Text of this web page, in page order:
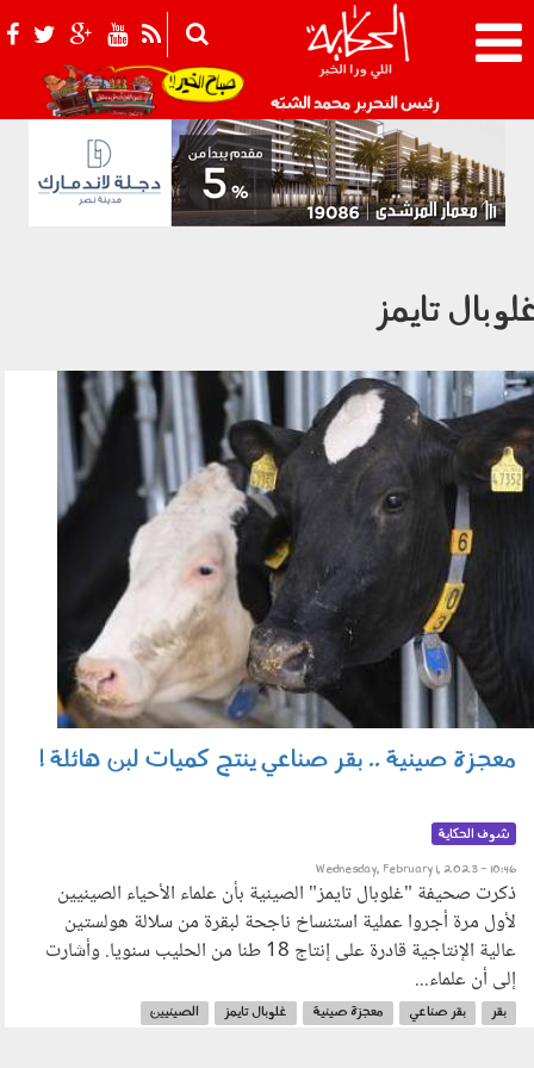
رئيس التحرير محمد الشبّه 021_2.png
تايمز
بقر
معجزة صينية .. بقر صناعي ينتج كميات لبن هائلة !
شوف الحكاية
Wednesday, February 1, 2023 - 10:46
ذكرت صحيفة "غلوبال تايمز" الصينية بأن علماء الأحياء الصينيين
لأول مرة أجروا عملية استنساخ ناجحة لبقرة من سلالة هولستين
عالية الإنتاجية قادرة على إنتاج 18 طنا من الحليب سنويا. وأشارت
إلى أن علماء...
بقر بقر صناعي معجزة صينية غلوبال تايمز
الصينيين